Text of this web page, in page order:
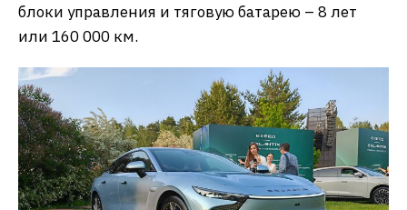
блоки управления и тяговую батарею – 8 лет
или 160 000 км.